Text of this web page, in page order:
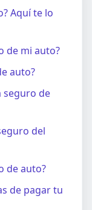
Aquí te lo
de mi auto?
auto?
seguro de
del
de auto?
de pagar tu